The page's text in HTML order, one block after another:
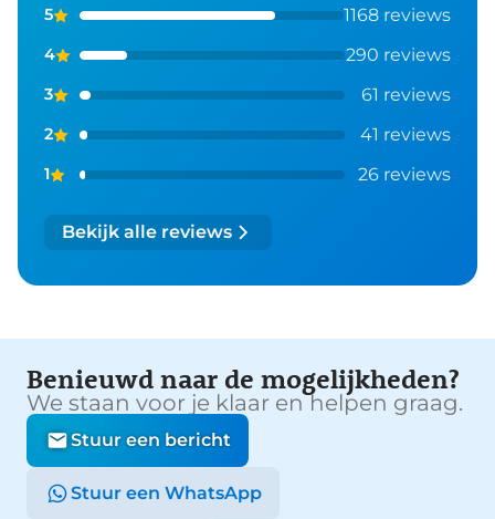
5 1168 reviews
4 290 reviews
3 61 reviews
2 41 reviews
1 26 reviews
Bekijk alle reviews
Benieuwd naar de mogelijkheden?
We staan voor je klaar en helpen graag.
Stuur een bericht
Stuur een WhatsApp